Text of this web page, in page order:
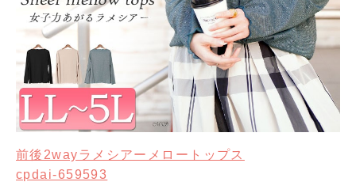
前後2wayラメシアーメロートップス
cpdai-659593